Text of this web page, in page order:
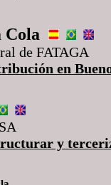
Cola
de FATAGA
en
y